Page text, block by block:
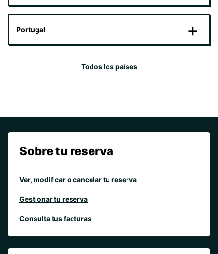
Portugal
Todos los países
Sobre tu reserva
Ver, modificar o cancelar tu reserva
Gestionar tu reserva
Consulta tus facturas